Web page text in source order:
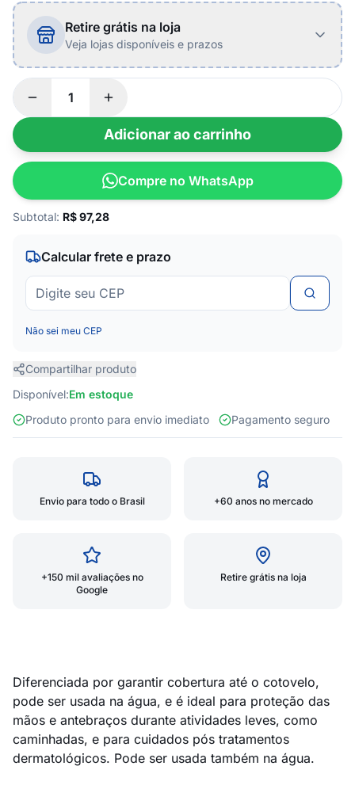
Retire grátis na loja
Veja lojas disponíveis e prazos
Adicionar ao carrinho
Compre no WhatsApp
Subtotal: R$97,28
Calcular frete e prazo
Não sei meu CEP
Compartilhar produto
Disponível:Em estoque
Produto pronto para envio imediato
Pagamento seguro
Envio para todo o Brasil +60 anos no mercado
+150 mil avaliações no
Google
Retire grátis na loja
Diferenciada por garantir cobertura até o cotovelo,
pode ser usada na água, e é ideal para proteção das
mãos e antebraços durante atividades leves, como
caminhadas, e para cuidados pós tratamentos
dermatológicos. Pode ser usada também na água.